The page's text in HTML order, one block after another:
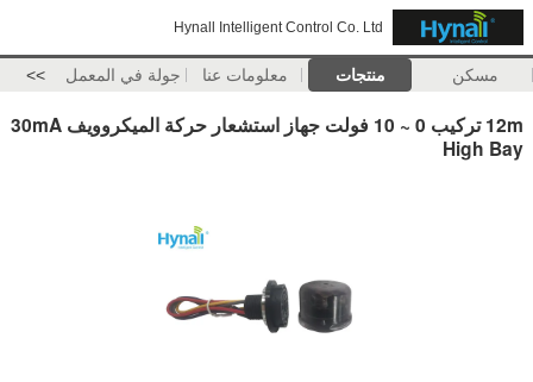
Hynall Intelligent Control Co. Ltd
مسكن منتجات معلومات عنا جولة في المعمل >>
12m تركيب 0 ~ 10 فولت جهاز استشعار حركة الميكروويف 30mA
High Bay